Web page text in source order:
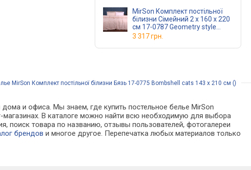
MirSon Комплект постільної
білизни Сімейний 2 x 160 х 220
см 17-0787 Geometry style
Ranforce Elite
3 317 грн.
MirSon Комплект постільної білизни Бязь 17-0775 Bombshell cats 143 x 210 см ()
и офиса. Мы знаем, где купить постельное белье MirSon
магазинах. В каталоге можно найти всю необходимую для выбора
поиск товара по названию, отзывы пользователей, фотогалереи
брендов и многое другое. Перепечатка любых материалов только